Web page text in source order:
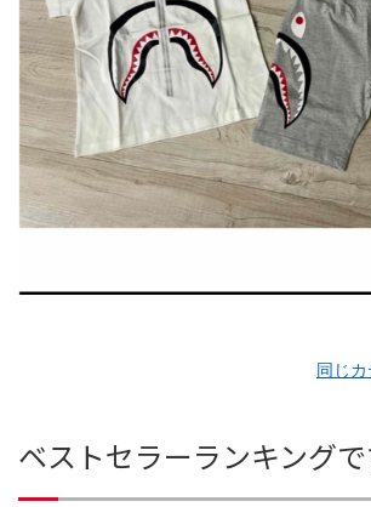
同じ
ベストセラーランキング